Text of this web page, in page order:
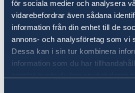
för sociala medier och analysera
vidarebefordrar även sådana
information från din enhet till de
annons- och analysföretag som vi
Dessa kan i sin tur kombinera
information som du har
Rösträtt för svenska
utomlands
Du får rösta i valet om du: